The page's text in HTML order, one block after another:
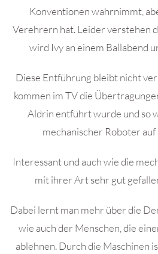
Konventionen wahrnimmt,
Verehrern hat. Leider verstehen
wird Ivy an einem Ballabend
Diese Entführung bleibt nicht
kommen im TV die
Aldrin entführt wurde und so
mechanischer Roboter auf
Interessant und auch wie die
mit ihrer Art sehr gut
Dabei lernt man mehr über die
wie auch der Menschen, die
ablehnen. Durch die Maschinen